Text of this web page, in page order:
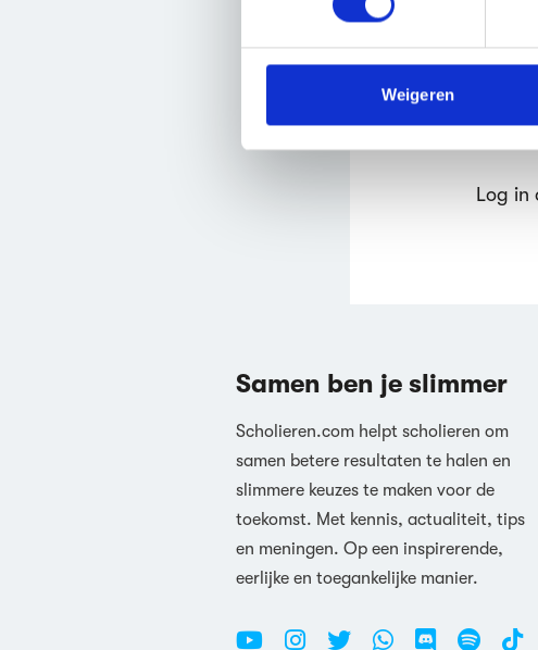
We gebruiken cookies om content
media, adverteren en analyse.
verstrekt of die ze hebben
Weigeren
Log in
Samen ben je slimmer
Scholieren.com helpt scholieren om
samen betere resultaten te halen en
slimmere keuzes te maken voor de
toekomst. Met kennis, actualiteit, tips
en meningen. Op een inspirerende,
eerlijke en toegankelijke manier.